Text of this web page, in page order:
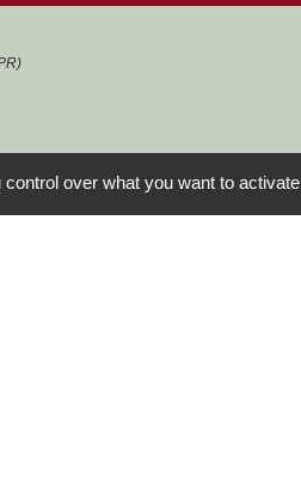
over what you want to activate